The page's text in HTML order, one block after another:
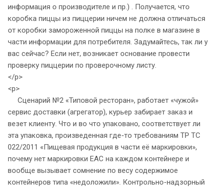
информация о производителе и пр.) . Получается, что
коробка пиццы из пиццерии ничем не должна отличаться
от коробки замороженной пиццы на полке в магазине в
части информации для потребителя. Задумайтесь, так ли у
вас сейчас? Если нет, возникает основание провести
проверку пиццерии по проверочному листу.
</p>
<p>
Сценарий №2 «Типовой ресторан», работает «чужой»
сервис доставки (агрегатор), курьер забирает заказ и
везет клиенту. Что и во что упаковано, соответствует ли
эта упаковка, произведенная где-то требованиям ТР ТС
022/2011 «Пищевая продукция в части её маркировки»,
почему нет маркировки EAC на каждом контейнере и
вообще вызывает сомнение по весу содержимое
контейнеров типа «недоложили». Контрольно-надзорный